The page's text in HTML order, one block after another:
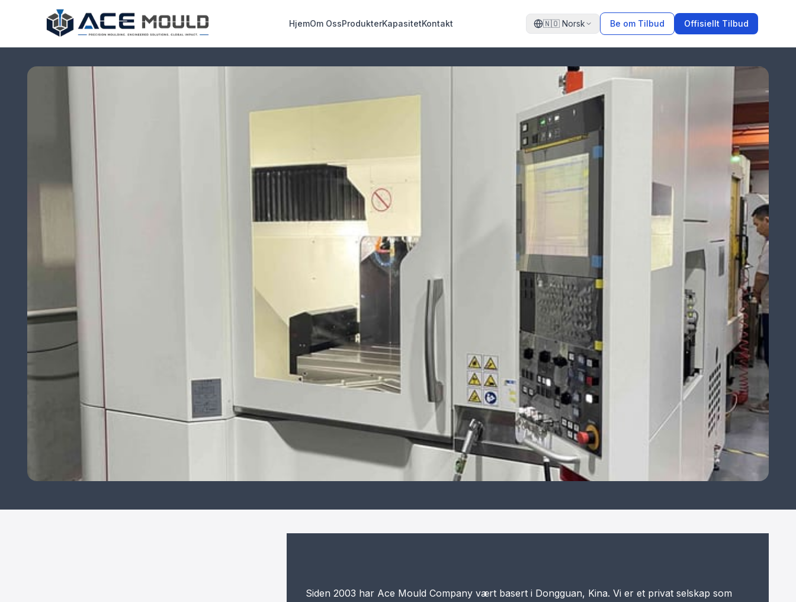
HjemOm OssProdukterKapasitetKontakt 🇳🇴 Norsk Be om Tilbud Offisiellt Tilbud
Siden 2003 har Ace Mould Company vært basert i Dongguan, Kina. Vi er et privat selskap som